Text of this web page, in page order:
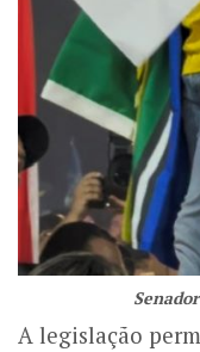
A legislação